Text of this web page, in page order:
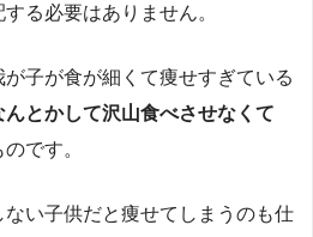
る必要はありません。
子が食が細くて痩せすぎている
んとかして沢山食べさせなくて
です。
い子供だと痩せてしまうのも仕